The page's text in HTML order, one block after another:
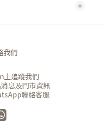
我們
追蹤我們
息及門市資訊
聯絡客服